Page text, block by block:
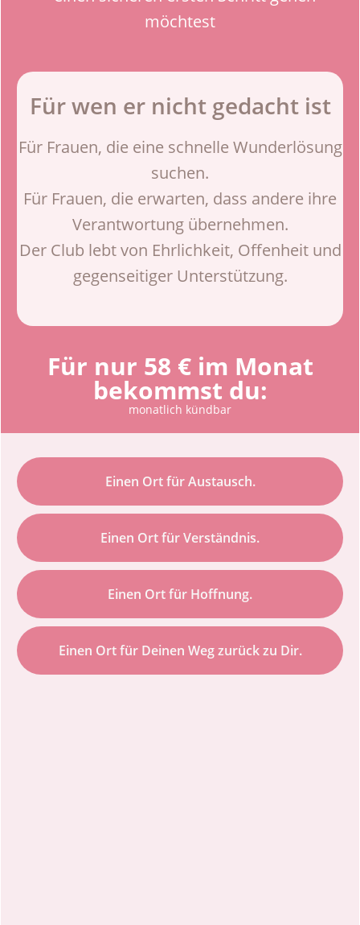
möchtest
Für wen er nicht gedacht ist
Für Frauen, die eine schnelle Wunderlösung
suchen.
Für Frauen, die erwarten, dass andere ihre
Verantwortung übernehmen.
Der Club lebt von Ehrlichkeit, Offenheit und
gegenseitiger Unterstützung.
Für nur 58 € im Monat
bekommst du:
monatlich kündbar
Einen Ort für Austausch.
Einen Ort für Verständnis.
Einen Ort für Hoffnung.
Einen Ort für Deinen Weg zurück zu Dir.